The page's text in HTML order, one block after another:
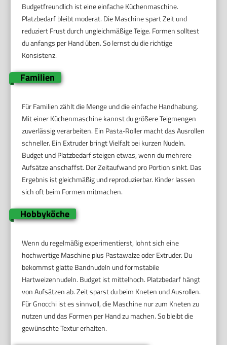
Budgetfreundlich ist eine einfache Küchenmaschine.
Platzbedarf bleibt moderat. Die Maschine spart Zeit und
reduziert Frust durch ungleichmäßige Teige. Formen solltest
du anfangs per Hand üben. So lernst du die richtige
Konsistenz.
Familien
Für Familien zählt die Menge und die einfache Handhabung.
Mit einer Küchenmaschine kannst du größere Teigmengen
zuverlässig verarbeiten. Ein Pasta‑Roller macht das Ausrollen
schneller. Ein Extruder bringt Vielfalt bei kurzen Nudeln.
Budget und Platzbedarf steigen etwas, wenn du mehrere
Aufsätze anschaffst. Der Zeitaufwand pro Portion sinkt. Das
Ergebnis ist gleichmäßig und reproduzierbar. Kinder lassen
sich oft beim Formen mitmachen.
Hobbyköche
Wenn du regelmäßig experimentierst, lohnt sich eine
hochwertige Maschine plus Pastawalze oder Extruder. Du
bekommst glatte Bandnudeln und formstabile
Hartweizennudeln. Budget ist mittelhoch. Platzbedarf hängt
von Aufsätzen ab. Zeit sparst du beim Kneten und Ausrollen.
Für Gnocchi ist es sinnvoll, die Maschine nur zum Kneten zu
nutzen und das Formen per Hand zu machen. So bleibt die
gewünschte Textur erhalten.